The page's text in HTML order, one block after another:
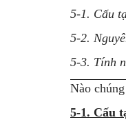
5-1. Cấu
5-2.
5-3. Tính
Nào
5-1. Cấu